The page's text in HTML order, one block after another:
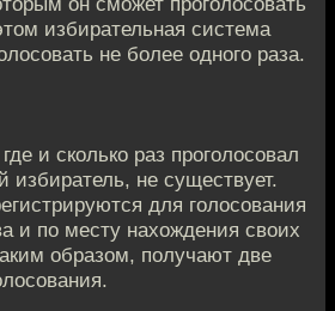
избирательная система
не более одного раза.
и сколько раз проголосовал
избиратель, не существует.
для голосования
и по месту нахождения своих
образом, получают две